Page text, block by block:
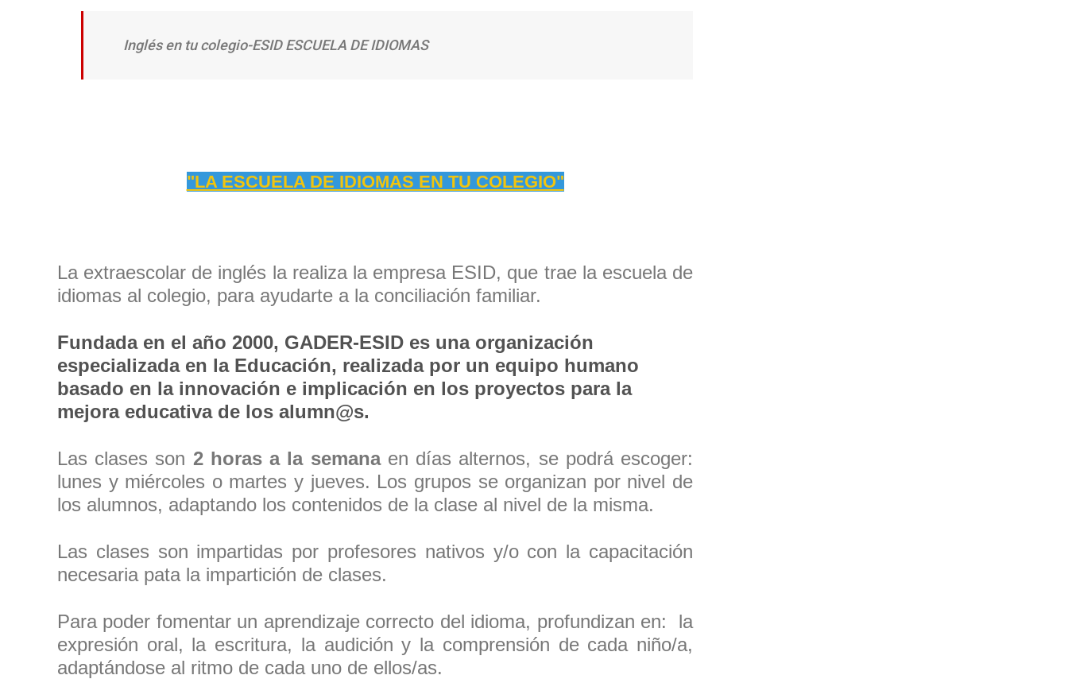
Inglés en tu colegio-ESID ESCUELA DE IDIOMAS
"LA ESCUELA DE IDIOMAS EN TU COLEGIO"
La extraescolar de inglés la realiza la empresa ESID, que trae la escuela de
idiomas al colegio, para ayudarte a la conciliación familiar.
Fundada en el año 2000, GADER-ESID es una organización
especializada en la Educación, realizada por un equipo humano
basado en la innovación e implicación en los proyectos para la
mejora educativa de los alumn@s.
Las clases son 2 horas a la semanaen días alternos, se podrá escoger:
lunes y miércoles o martes y jueves. Los grupos se organizan por nivel de
los alumnos, adaptando los contenidos de la clase al nivel de la misma.
Las clases son impartidas por profesores nativos y/o con la capacitación
necesaria pata la impartición de clases.
Para poder fomentar un aprendizaje correcto del idioma, profundizan en: la
expresión oral, la escritura, la audición y la comprensión de cada niño/a,
adaptándose al ritmo de cada uno de ellos/as.